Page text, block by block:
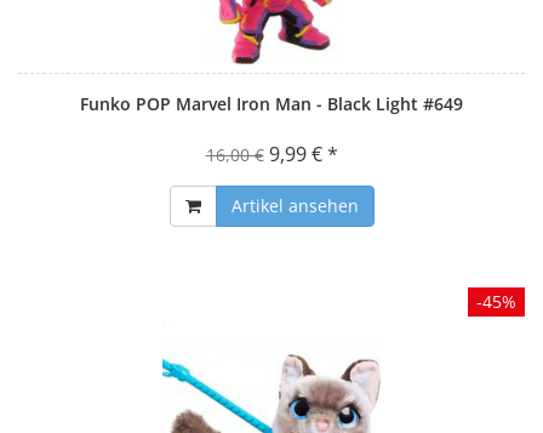
Funko POP Marvel Iron Man - Black Light #649
16,00 € 9,99 € *
Artikel ansehen
-45%